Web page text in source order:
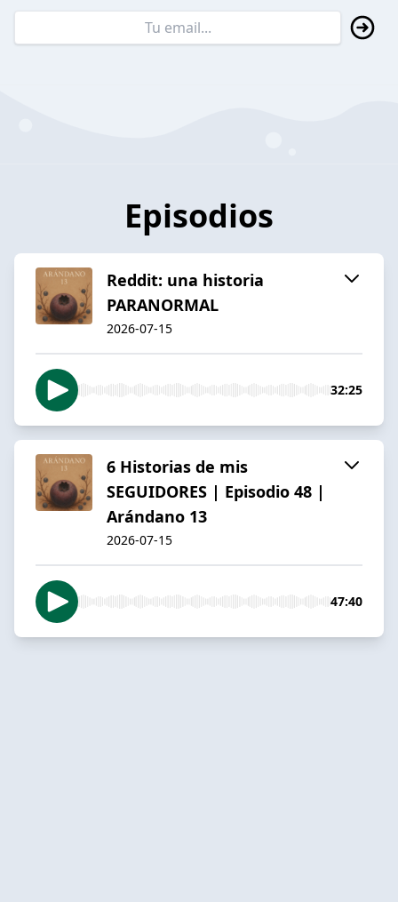
Episodios
Reddit: una historia
PARANORMAL
2026-07-15
32:25
6 Historias de mis
SEGUIDORES | Episodio 48 |
Arándano 13
2026-07-15
47:40